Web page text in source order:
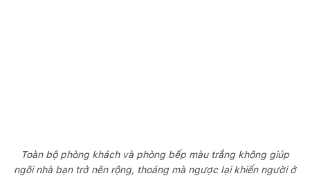
Toàn bộ phòng khách và phòng bếp màu trắng không giúp
ngôi nhà bạn trở nên rộng, thoáng mà ngược lại khiến người ở